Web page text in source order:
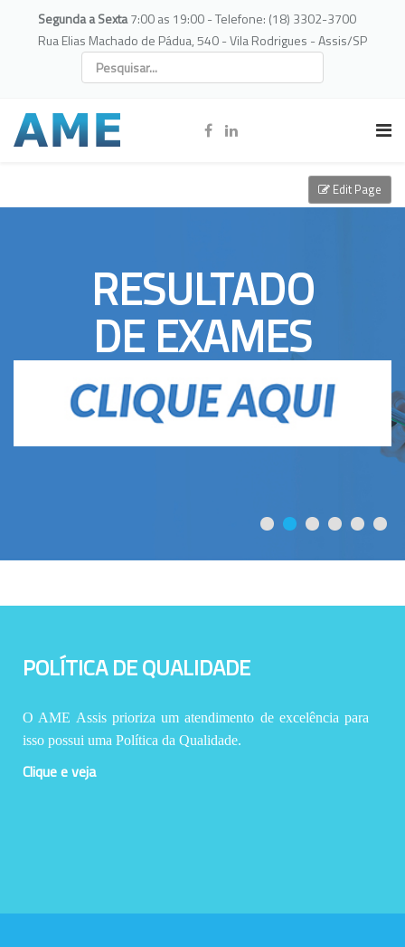
Segunda a Sexta7:00 as 19:00 - Telefone: (18) 3302-3700
Rua Elias Machado de Pádua, 540 - Vila Rodrigues - Assis/SP
RESULTADO
DE EXAMES
POLÍTICA DE QUALIDADE
O AME Assis prioriza um atendimento de excelência para
isso possui uma Política da Qualidade.
Clique e veja
Edit Page